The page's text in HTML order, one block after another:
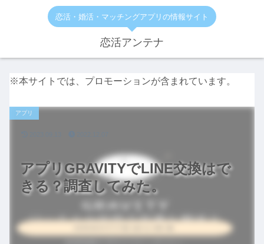
恋活・婚活・マッチングアプリの情報サイト
恋活アンテナ
※本サイトでは、プロモーションが含まれています。
アプリGRAVITYでLINE交換はで
きる？調査してみた。
アプリ